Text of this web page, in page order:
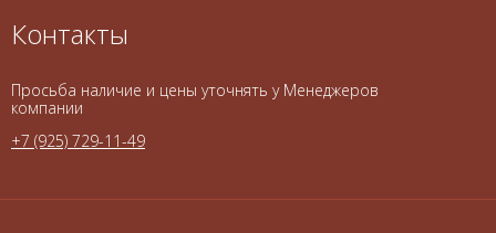
Контакты
Просьба наличие и цены уточнять у Менеджеров
компании
+7 (925) 729-11-49